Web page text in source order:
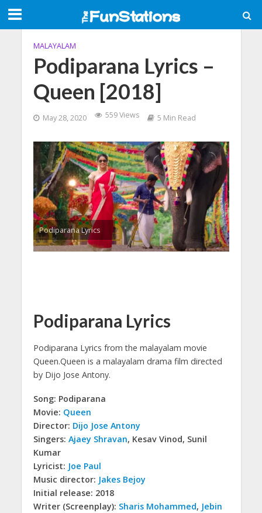
MALAYALAM
Podiparana Lyrics –
Queen [2018]
May 28, 2020 559 Views 5 Min Read
Podiparana Lyrics
Podiparana Lyrics
Podiparana Lyrics from the malayalam movie
Queen.Queen is a malayalam drama film directed
by Dijo Jose Antony.
Song: Podiparana
Movie: Queen
Director: Dijo Jose Antony
Singers: Ajaey Shravan, Kesav Vinod, Sunil
Kumar
Lyricist: Joe Paul
Music director: Jakes Bejoy
Initial release: 2018
Writer (Screenplay): Sharis Mohammed, Jebin